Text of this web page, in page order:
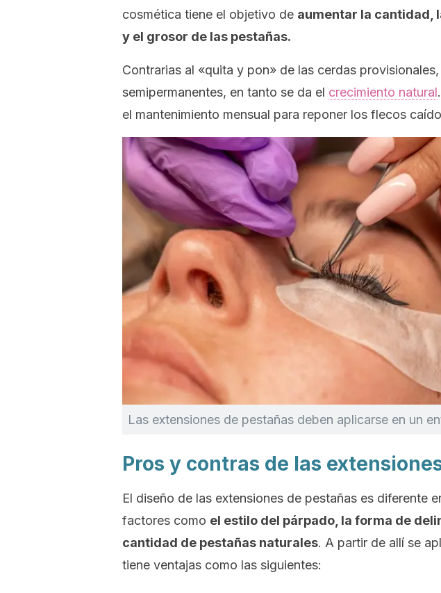
cosmética tiene el objetivo de aumentar la cantidad,
y el grosor de las pestañas.
Contrarias al «quita y pon» de las cerdas
semipermanentes, en tanto se da el crecimiento natural
el mantenimiento mensual para reponer los flecos
Las extensiones de pestañas deben aplicarse en un
Pros y contras de las
El diseño de las extensiones de pestañas es diferente
factores como el estilo del párpado, la forma de
cantidad de pestañas naturales. A partir de allí se
tiene ventajas como las siguientes: